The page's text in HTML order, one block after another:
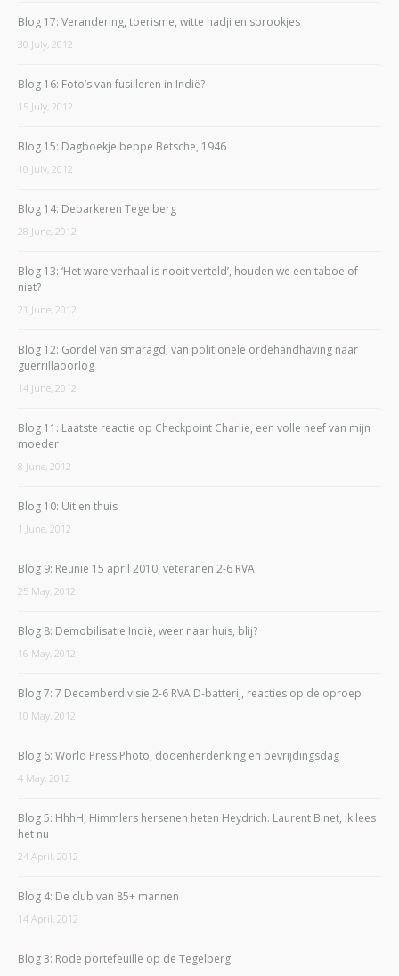
Blog 17: Verandering, toerisme, witte hadji en sprookjes
30 July, 2012
Blog 16: Foto’s van fusilleren in Indië?
15 July, 2012
Blog 15: Dagboekje beppe Betsche, 1946
10 July, 2012
Blog 14: Debarkeren Tegelberg
28 June, 2012
Blog 13: ‘Het ware verhaal is nooit verteld’, houden we een taboe of
niet?
21 June, 2012
Blog 12: Gordel van smaragd, van politionele ordehandhaving naar
guerrillaoorlog
14 June, 2012
Blog 11: Laatste reactie op Checkpoint Charlie, een volle neef van mijn
moeder
8 June, 2012
Blog 10: Uit en thuis
1 June, 2012
Blog 9: Reünie 15 april 2010, veteranen 2-6 RVA
25 May, 2012
Blog 8: Demobilisatie Indië, weer naar huis, blij?
16 May, 2012
Blog 7: 7 Decemberdivisie 2-6 RVA D-batterij, reacties op de oproep
10 May, 2012
Blog 6: World Press Photo, dodenherdenking en bevrijdingsdag
4 May, 2012
Blog 5: HhhH, Himmlers hersenen heten Heydrich. Laurent Binet, ik lees
het nu
24 April, 2012
Blog 4: De club van 85+ mannen
14 April, 2012
Blog 3: Rode portefeuille op de Tegelberg